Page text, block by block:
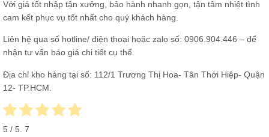
Với giá tốt nhập tận xưởng, bảo hành nhanh gọn, tận tâm nhiệt tình
cam kết phục vụ tốt nhất cho quý khách hàng.
Liên hệ qua số hotline/ điện thoại hoặc zalo số: 0906.904.446 – để
nhận tư vấn báo giá chi tiết cụ thể.
Địa chỉ kho hàng tại số: 112/1 Trương Thị Hoa- Tân Thới Hiệp- Quận
12- TP.HCM.
5 / 5. 7